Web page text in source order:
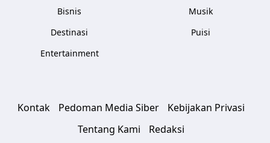
Bisnis
Destinasi
Entertainment
Musik
Puisi
Kontak Pedoman Media Siber
Kebijakan Privasi
Tentang Kami
Redaksi